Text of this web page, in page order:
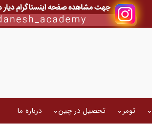
تومر تحصیل در چین درباره ما